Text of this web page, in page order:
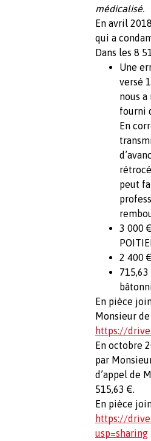
médicalisé.
En avril
qui a
Dans les 8
Une
versé
nous
fourni
En
peut
3 000
2 400
En pièce
Monsieur
https://
En octobre
par
d’appel de
515,63 €.
En pièce
https://
usp=sharing